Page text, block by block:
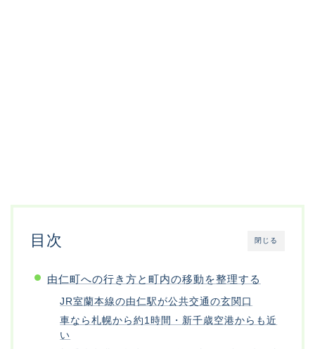
閉じる
目次
由仁町への行き方と町内の移動を整理する
JR室蘭本線の由仁駅が公共交通の玄関口
車なら札幌から約1時間・新千歳空港からも近
い